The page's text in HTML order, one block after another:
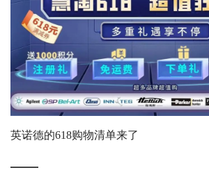
英诺德的618购物清单来了